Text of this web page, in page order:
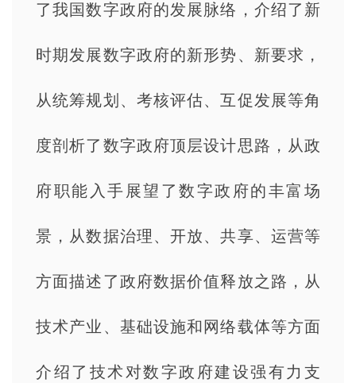
了我国数字政府的发展脉络，介绍了新
时期发展数字政府的新形势、新要求，
从统筹规划、考核评估、互促发展等角
度剖析了数字政府顶层设计思路，从政
府职能入手展望了数字政府的丰富场
景，从数据治理、开放、共享、运营等
方面描述了政府数据价值释放之路，从
技术产业、基础设施和网络载体等方面
介绍了技术对数字政府建设强有力支